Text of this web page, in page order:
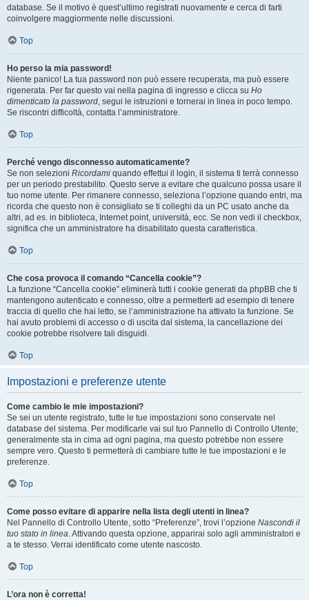
database. Se il motivo è quest’ultimo registrati nuovamente e cerca di farti
coinvolgere maggiormente nelle discussioni.
Top
Ho perso la mia password!
Niente panico! La tua password non può essere recuperata, ma può essere
rigenerata. Per far questo vai nella pagina di ingresso e clicca su Ho
dimenticato la password, segui le istruzioni e tornerai in linea in poco tempo.
Se riscontri difficoltà, contatta l’amministratore.
Top
Perché vengo disconnesso automaticamente?
Se non selezioni Ricordami quando effettui il login, il sistema ti terrà connesso
per un periodo prestabilito. Questo serve a evitare che qualcuno possa usare il
tuo nome utente. Per rimanere connesso, seleziona l’opzione quando entri, ma
ricorda che questo non è consigliato se ti colleghi da un PC usato anche da
altri, ad es. in biblioteca, Internet point, università, ecc. Se non vedi il checkbox,
significa che un amministratore ha disabilitato questa caratteristica.
Top
Che cosa provoca il comando “Cancella cookie”?
La funzione “Cancella cookie” eliminerà tutti i cookie generati da phpBB che ti
mantengono autenticato e connesso, oltre a permetterti ad esempio di tenere
traccia di quello che hai letto, se l’amministrazione ha attivato la funzione. Se
hai avuto problemi di accesso o di uscita dal sistema, la cancellazione dei
cookie potrebbe risolvere tali disguidi.
Top
Impostazioni e preferenze utente
Come cambio le mie impostazioni?
Se sei un utente registrato, tutte le tue impostazioni sono conservate nel
database del sistema. Per modificarle vai sul tuo Pannello di Controllo Utente;
generalmente sta in cima ad ogni pagina, ma questo potrebbe non essere
sempre vero. Questo ti permetterà di cambiare tutte le tue impostazioni e le
preferenze.
Top
Come posso evitare di apparire nella lista degli utenti in linea?
Nel Pannello di Controllo Utente, sotto “Preferenze”, trovi l’opzione Nascondi il
tuo stato in linea. Attivando questa opzione, apparirai solo agli amministratori e
a te stesso. Verrai identificato come utente nascosto.
Top
L’ora non è corretta!